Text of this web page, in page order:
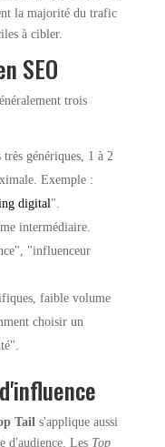
la majorité du trafic
à cibler.
SEO
trois
génériques, 1 à 2
Exemple :
digital".
intermédiaire.
"influenceur
faible volume
choisir un
Tails'applique aussi
d'audience. Les Top